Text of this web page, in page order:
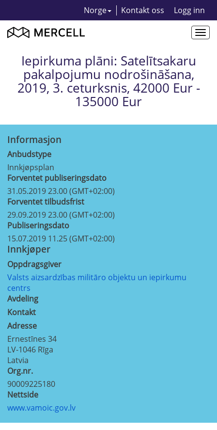
Norge Kontakt oss Logg inn
Iepirkuma plāni: Satelītsakaru
pakalpojumu nodrošināšana,
2019, 3. ceturksnis, 42000 Eur -
135000 Eur
Informasjon
Anbudstype
Innkjøpsplan
Forventet publiseringsdato
31.05.2019 23.00 (GMT+02:00)
Forventet tilbudsfrist
29.09.2019 23.00 (GMT+02:00)
Publiseringsdato
15.07.2019 11.25 (GMT+02:00)
Innkjøper
Oppdragsgiver
Valsts aizsardzības militāro objektu un iepirkumu
centrs
Avdeling
Kontakt
Adresse
Ernestīnes 34
LV-1046 Rīga
Latvia
Org.nr.
90009225180
Nettside
www.vamoic.gov.lv